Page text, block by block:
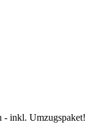
- inkl. Umzugspaket!